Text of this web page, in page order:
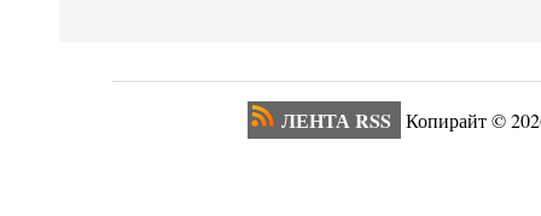
ЛЕНТА RSS Копирайт ©